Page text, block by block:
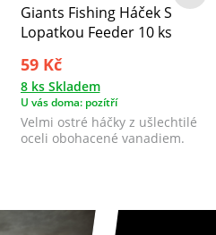
Giants Fishing Háček S
Lopatkou Feeder 10 ks
59 Kč
8 ks Skladem
U vás doma: pozítří
Velmi ostré háčky z ušlechtilé
oceli obohacené vanadiem.